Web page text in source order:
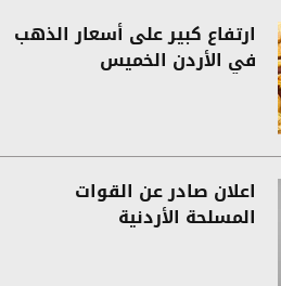
ارتفاع كبير على أسعار الذهب
في الأردن الخميس
اعلان صادر عن القوات
المسلحة الأردنية